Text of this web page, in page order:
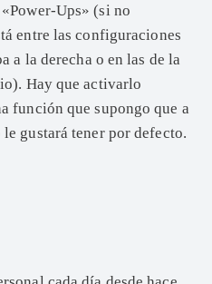
Ups» (si no
entre las configuraciones
a la derecha o en las de la
Hay que activarlo
función que supongo que a
le gustará tener por defecto.